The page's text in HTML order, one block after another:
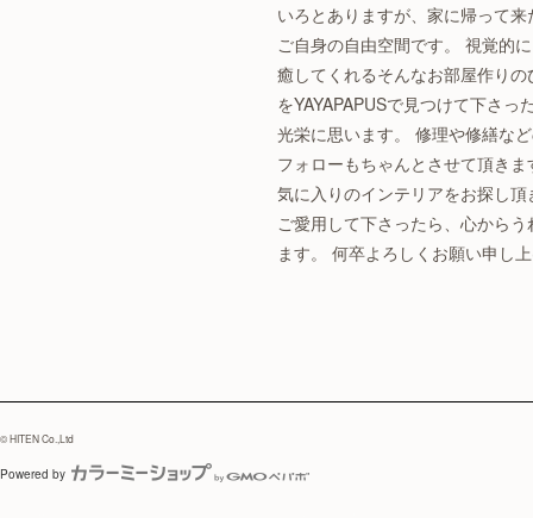
いろとありますが、家に帰って来
ご自身の自由空間です。 視覚的
癒してくれるそんなお部屋作りの
をYAYAPAPUSで見つけて下さっ
光栄に思います。 修理や修繕な
フォローもちゃんとさせて頂きま
気に入りのインテリアをお探し頂
ご愛用して下さったら、心からう
ます。 何卒よろしくお願い申し
© HITEN Co.,Ltd
Powered by